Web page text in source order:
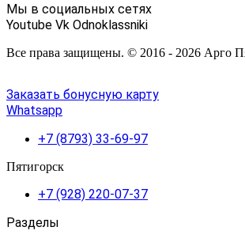
Мы в социальных сетях
Youtube Vk Odnoklassniki
Все права защищены. © 2016 - 2026 Арго
Заказать бонусную карту
Whatsapp
+7 (8793) 33-69-97
Пятигорск
+7 (928) 220-07-37
Разделы